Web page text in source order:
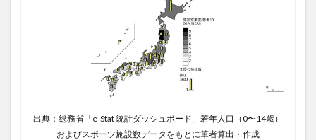
出典：総務省「e-Stat 統計ダッシュボード」若年人口（0〜14歳）
およびスポーツ施設数データをもとに筆者算出・作成